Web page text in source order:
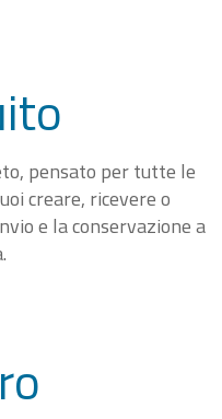
pensato per tutte le
creare, ricevere o
e la conservazione a